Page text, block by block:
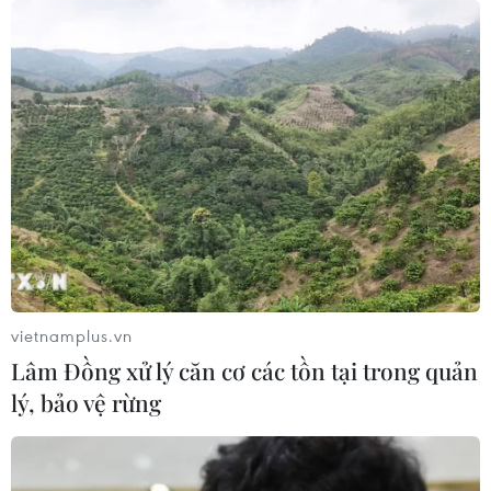
Johnson & Johnson chi 5,5 tỷ USD
dàn xếp vụ kiện phấn rôm gây ung
thư
28/07/2026 04:37
Panama cảnh báo ổ dịch hô hấp lạ
sau 6 ca tử vong liên tiếp
28/07/2026 01:50
Nắng nóng khốc liệt tại Mỹ và Hàn
Quốc đe dọa sức khỏe cộng đồng
vietnamplus.vn
Lâm Đồng xử lý căn cơ các tồn tại trong quản
lý, bảo vệ rừng